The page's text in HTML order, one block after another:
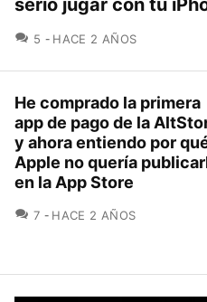
serio jugar con tu
5 COMENTARIOS
HACE 2 AÑOS
He comprado la primera
app de pago de la
y ahora entiendo por
Apple no quería
en la App Store
7 COMENTARIOS
HACE 2 AÑOS